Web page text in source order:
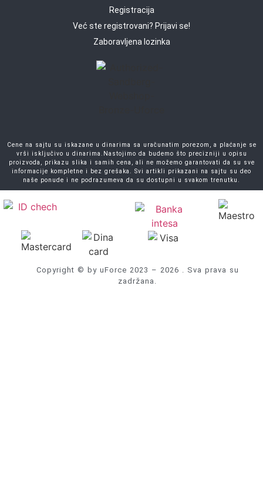
Registracija
Već ste registrovani? Prijavi se!
Zaboravljena lozinka
Cene na sajtu su iskazane u dinarima sa uračunatim porezom, a plaćanje se
vrši isključivo u dinarima.Nastojimo da budemo što precizniji u opisu
proizvoda, prikazu slika i samih cena, ali ne možemo garantovati da su sve
informacije kompletne i bez grešaka. Svi artikli prikazani na sajtu su deo
naše ponude i ne podrazumeva da su dostupni u svakom trenutku.
Copyright © by uForce 2023 – 2026 . Sva prava su
zadržana.